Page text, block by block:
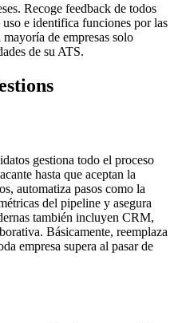
Recoge feedback de todos
e identifica funciones por las
de empresas solo
de su ATS.
gestiona todo el proceso
hasta que aceptan la
automatiza pasos como la
del pipeline y asegura
también incluyen CRM,
Básicamente, reemplaza
empresa supera al pasar de